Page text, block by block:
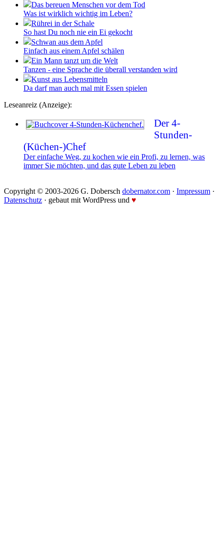
Das bereuen Menschen vor dem Tod
Was ist wirklich wichtig im Leben?
Rührei in der Schale
So hast Du noch nie ein Ei gekocht
Schwan aus dem Apfel
Einfach aus einem Apfel schälen
Ein Mann tanzt um die Welt
Tanzen - eine Sprache die überall verstanden wird
Kunst aus Lebensmitteln
Da darf man auch mal mit Essen spielen
Leseanreiz (Anzeige):
Der 4-
Stunden-
(Küchen-)Chef
Der einfache Weg, zu kochen wie ein Profi, zu lernen, was
immer Sie möchten, und das gute Leben zu leben
Copyright © 2003-2026 G. Dobersch dobernator.com · Impressum ·
Datenschutz · gebaut mit WordPress und ♥